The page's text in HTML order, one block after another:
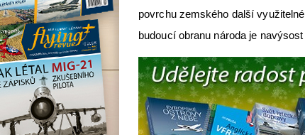
povrchu zemského další
budoucí obranu národa je navýsost